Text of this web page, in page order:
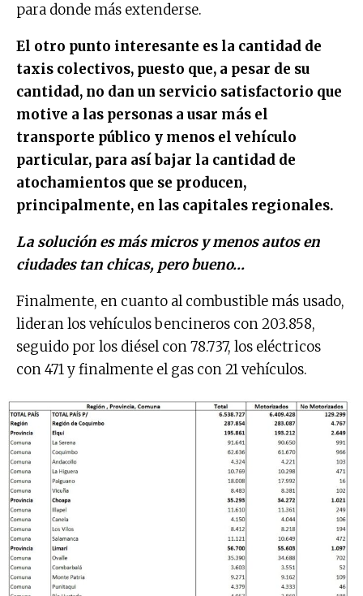
para donde más extenderse.
El otro punto interesante es la cantidad de
taxis colectivos, puesto que, a pesar de su
cantidad, no dan un servicio satisfactorio que
motive a las personas a usar más el
transporte público y menos el vehículo
particular, para así bajar la cantidad de
atochamientos que se producen,
principalmente, en las capitales regionales.
La solución es más micros y menos autos en
ciudades tan chicas, pero bueno…
Finalmente, en cuanto al combustible más usado,
lideran los vehículos bencineros con 203.858,
seguido por los diésel con 78.737, los eléctricos
con 471 y finalmente el gas con 21 vehículos.